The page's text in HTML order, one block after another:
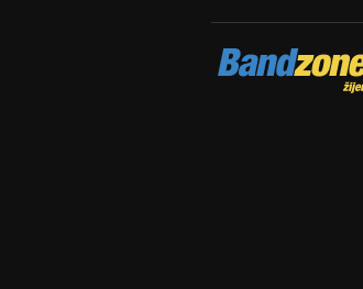
Bandzone.cz
žijeme hudbou